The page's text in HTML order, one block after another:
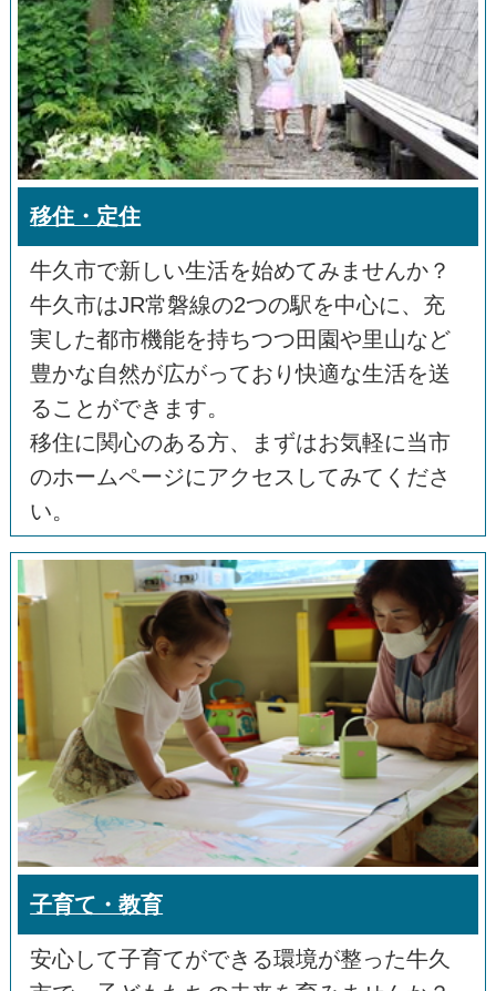
移住・定住
牛久市で新しい生活を始めてみませんか？
牛久市はJR常磐線の2つの駅を中心に、充
実した都市機能を持ちつつ田園や里山など
豊かな自然が広がっており快適な生活を送
ることができます。
移住に関心のある方、まずはお気軽に当市
のホームページにアクセスしてみてくださ
い。
子育て・教育
安心して子育てができる環境が整った牛久